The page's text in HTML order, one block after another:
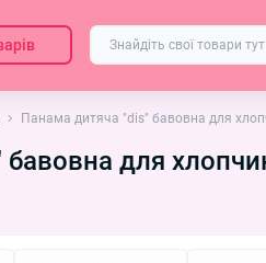
Панама дитяча "dis" бавовна для
для